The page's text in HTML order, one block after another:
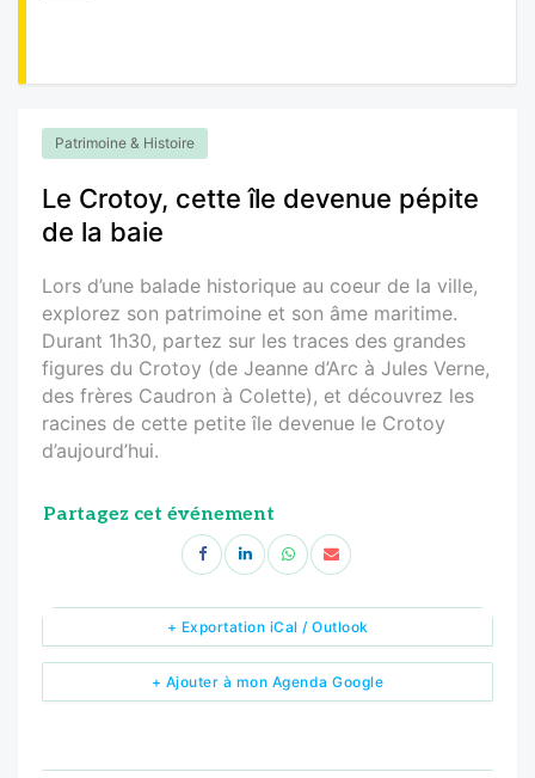
Patrimoine & Histoire
Le Crotoy, cette île devenue pépite
de la baie
Lors d’une balade historique au coeur de la ville,
explorez son patrimoine et son âme maritime.
Durant 1h30, partez sur les traces des grandes
figures du Crotoy (de Jeanne d’Arc à Jules Verne,
des frères Caudron à Colette), et découvrez les
racines de cette petite île devenue le Crotoy
d’aujourd’hui.
Partagez cet événement
+ Ajouter à mon Agenda Google
+ Exportation iCal / Outlook